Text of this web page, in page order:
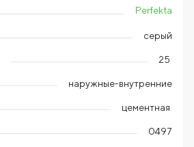
Perfekta
серый
25
наружные-внутренние
цементная
0497